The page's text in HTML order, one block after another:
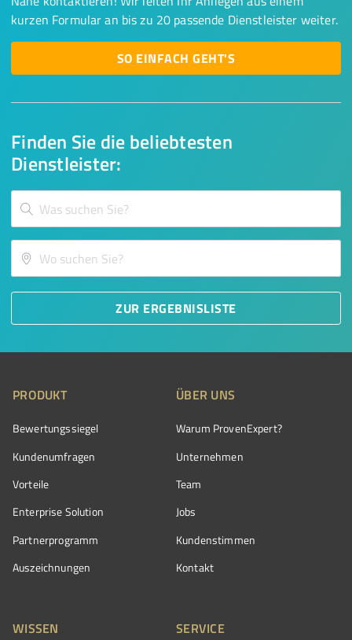
Finden Sie die beliebtesten
Dienstleister:
ZUR ERGEBNISLISTE
kurzen Formular an bis zu 20 passende Dienstleister weiter.
SO EINFACH GEHT'S
PRODUKT
Bewertungssiegel
Kundenumfragen
Vorteile
Enterprise Solution
Partnerprogramm
Auszeichnungen
ÜBER UNS
Warum ProvenExpert?
Unternehmen
Team
Jobs
Kundenstimmen
Kontakt
WISSEN SERVICE